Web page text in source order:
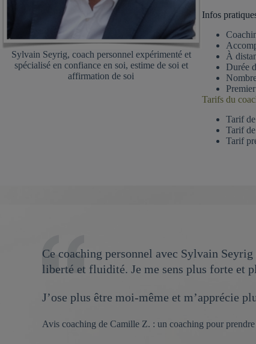
Sylvain Seyrig, coach personnel expérimenté et
spécialisé en confiance en soi, estime de soi et
affirmation de soi
Infos
À
Durée
Tarifs du
Tarif
Tarif
Tarif
Ce coaching personnel avec Sylvain
liberté et fluidité. Je me sens plus forte et
J’ose plus être moi-même et m’apprécie
Avis coaching de Camille Z. : un coaching pour